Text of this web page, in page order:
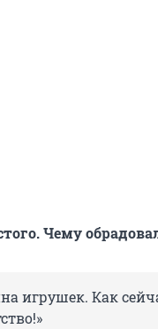
Чему
игрушек. Как